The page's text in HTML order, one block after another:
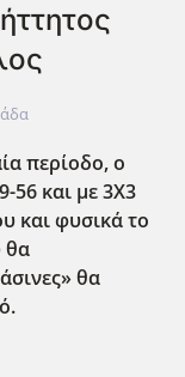
περίοδο, ο
56 και με 3Χ3
και φυσικά το
θα
θα